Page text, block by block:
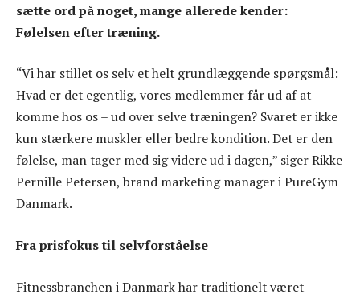
sætte ord på noget, mange allerede kender:
Følelsen efter træning.
“Vi har stillet os selv et helt grundlæggende spørgsmål:
Hvad er det egentlig, vores medlemmer får ud af at
komme hos os – ud over selve træningen? Svaret er ikke
kun stærkere muskler eller bedre kondition. Det er den
følelse, man tager med sig videre ud i dagen,” siger Rikke
Pernille Petersen, brand marketing manager i PureGym
Danmark.
Fra prisfokus til selvforståelse
Fitnessbranchen i Danmark har traditionelt været